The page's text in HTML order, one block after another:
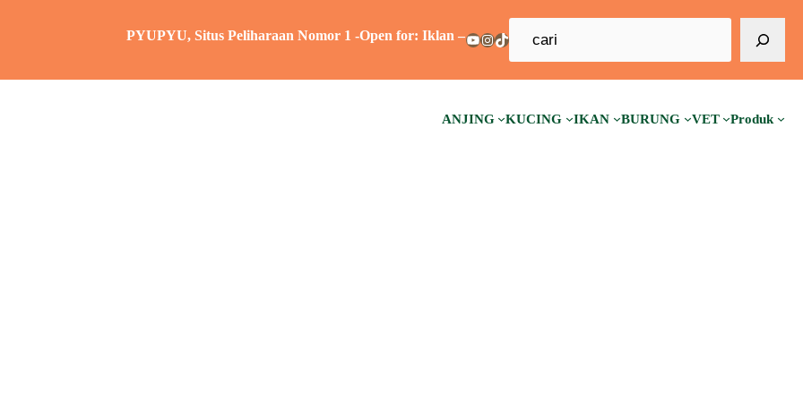
PYUPYU, Situs Peliharaan Nomor 1 -Open for: Iklan – Advertorial – Sponsorship – Guest Post – Backlink –
YouTube
Instagram
TikTok
a
r
i
ANJING KUCING IKAN BURUNG VET Produk